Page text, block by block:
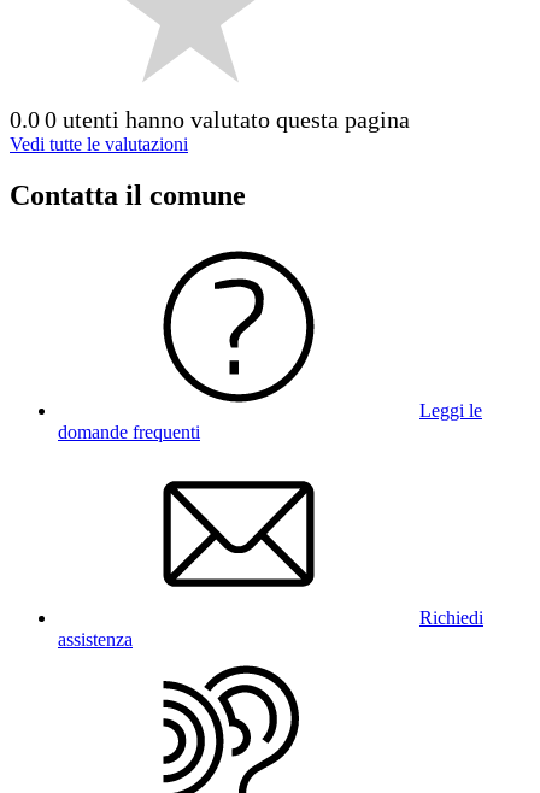
0.00 utenti hanno valutato questa pagina
Vedi tutte le valutazioni
Contatta il comune
Leggi le
domande frequenti
Richiedi
assistenza